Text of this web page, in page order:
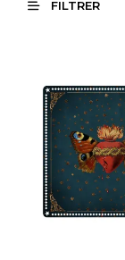
FILTRER